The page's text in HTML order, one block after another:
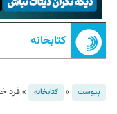
کتابخانه
پیوست » کتابخانه »فرد